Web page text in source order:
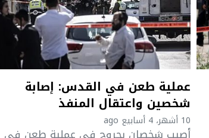
عملية طعن في القدس: إصابة
شخصين واعتقال المنفذ
10 أشهر، 4 أسابيع ago